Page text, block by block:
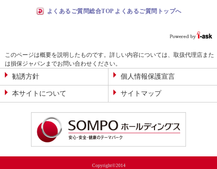
よくあるご質問総合TOP よくあるご質問トップへ
このページは概要を説明したものです。詳しい内容については、取扱代理店また
は損保ジャパンまでお問い合わせください。
勧誘方針 個人情報保護宣言
本サイトについて サイトマップ
Copyright©2014